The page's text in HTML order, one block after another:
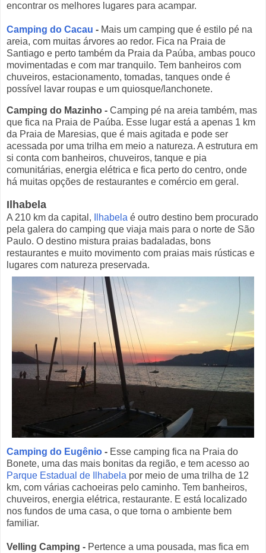
encontrar os melhores lugares para acampar.
Camping do Cacau - Mais um camping que é estilo pé na
areia, com muitas árvores ao redor. Fica na Praia de
Santiago e perto também da Praia da Paúba, ambas pouco
movimentadas e com mar tranquilo. Tem banheiros com
chuveiros, estacionamento, tomadas, tanques onde é
possível lavar roupas e um quiosque/lanchonete.
Camping do Mazinho - Camping pé na areia também, mas
que fica na Praia de Paúba. Esse lugar está a apenas 1 km
da Praia de Maresias, que é mais agitada e pode ser
acessada por uma trilha em meio a natureza. A estrutura em
si conta com banheiros, chuveiros, tanque e pia
comunitárias, energia elétrica e fica perto do centro, onde
há muitas opções de restaurantes e comércio em geral.
Ilhabela
A 210 km da capital, Ilhabela é outro destino bem procurado
pela galera do camping que viaja mais para o norte de São
Paulo. O destino mistura praias badaladas, bons
restaurantes e muito movimento com praias mais rústicas e
lugares com natureza preservada.
Camping do Eugênio - Esse camping fica na Praia do
Bonete, uma das mais bonitas da região, e tem acesso ao
Parque Estadual de Ilhabela por meio de uma trilha de 12
km, com várias cachoeiras pelo caminho. Tem banheiros,
chuveiros, energia elétrica, restaurante. E está localizado
nos fundos de uma casa, o que torna o ambiente bem
familiar.
Velling Camping - Pertence a uma pousada, mas fica em